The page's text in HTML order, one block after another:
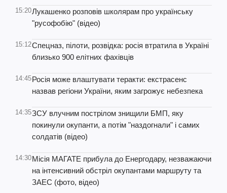
15:20Лукашенко розповів школярам про українську
"русофобію" (відео)
15:12Спецназ, пілоти, розвідка: росія втратила в Україні
близько 900 елітних фахівців
14:45Росія може влаштувати теракти: екстрасенс
назвав регіони України, яким загрожує небезпека
14:35ЗСУ влучним пострілом знищили БМП, яку
покинули окупанти, а потім "наздогнали" і самих
солдатів (відео)
14:30Місія МАГАТЕ прибула до Енергодару, незважаючи
на інтенсивний обстріл окупантами маршруту та
ЗАЕС (фото, відео)